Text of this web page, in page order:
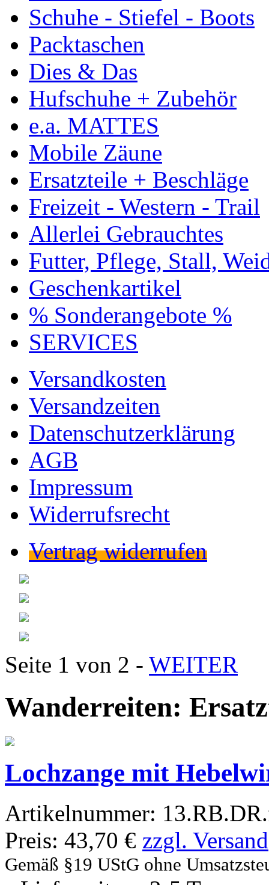
Schuhe - Stiefel - Boots
Packtaschen
Dies & Das
Hufschuhe + Zubehör
e.a. MATTES
Mobile Zäune
Ersatzteile + Beschläge
Freizeit - Western - Trail
Allerlei Gebrauchtes
Futter, Pflege, Stall,
Geschenkartikel
% Sonderangebote %
SERVICES
Versandkosten
Versandzeiten
Datenschutzerklärung
AGB
Impressum
Widerrufsrecht
Vertrag widerrufen
Seite 1 von 2 - WEITER
Wanderreiten:
Lochzange mit
Artikelnummer:
Preis: 43,70 € zzgl. Versand
Gemäß §19 UStG ohne